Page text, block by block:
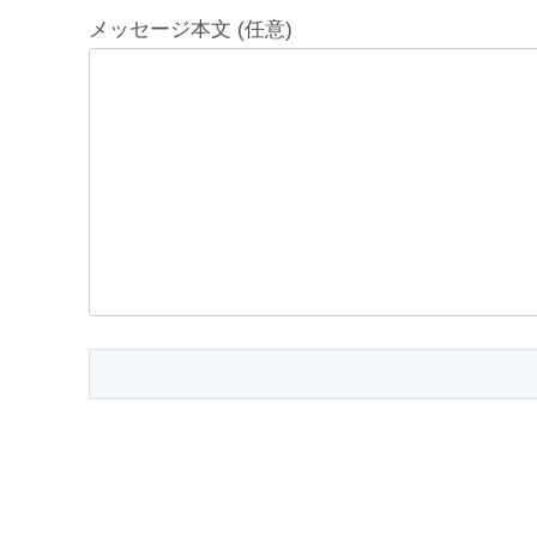
メッセージ本文 (任意)